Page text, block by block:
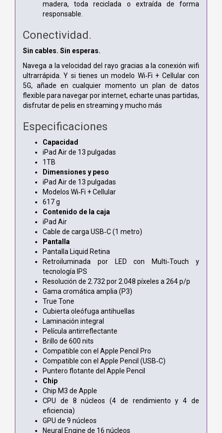
madera, toda reciclada o extraída de forma
responsable.
Conectividad.
Sin cables. Sin esperas.
Navega a la velocidad del rayo gracias a la conexión wifi
ultrarrápida. Y si tienes un modelo Wi‑Fi + Cellular con
5G, añade en cualquier momento un plan de datos
flexible para navegar por internet, echarte unas partidas,
disfrutar de pelis en streaming y mucho más
Especificaciones
Capacidad
iPad Air de 13 pulgadas
1TB
Dimensiones y peso
iPad Air de 13 pulgadas
Modelos Wi‑Fi + Cellular
617 g
Contenido de la caja
iPad Air
Cable de carga USB‑C (1 metro)
Pantalla
Pantalla Liquid Retina
Retroiluminada por LED con Multi‑Touch y
tecnología IPS
Resolución de 2.732 por 2.048 píxeles a 264 p/p
Gama cromática amplia (P3)
True Tone
Cubierta oleófuga antihuellas
Laminación integral
Película antirreflectante
Brillo de 600 nits
Compatible con el Apple Pencil Pro
Compatible con el Apple Pencil (USB‑C)
Puntero flotante del Apple Pencil
Chip
Chip M3 de Apple
CPU de 8 núcleos (4 de rendimiento y 4 de
eficiencia)
GPU de 9 núcleos
Neural Engine de 16 núcleos